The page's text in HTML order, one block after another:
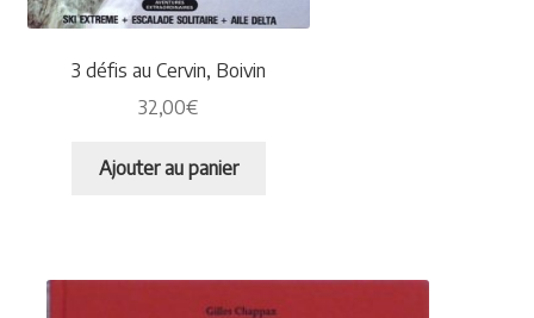
3 défis au Cervin, Boivin
32,00€
Ajouter au panier